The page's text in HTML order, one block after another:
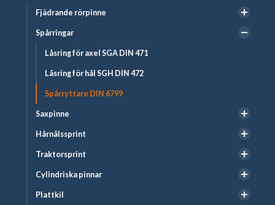
Fjädrande rörpinne
Spårringar
Låsring för axel SGA DIN 471
Låsring för hål SGH DIN 472
Spårryttare DIN 6799
Saxpinne
Hårnålssprint
Traktorsprint
Cylindriska pinnar
Plattkil